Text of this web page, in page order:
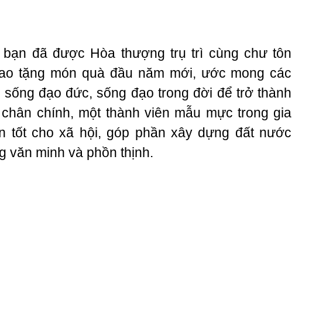
bạn đã được Hòa thượng trụ trì cùng chư tôn
tặng món quà đầu năm mới, ước mong các
đạo đức, sống đạo trong đời để trở thành
chính, một thành viên mẫu mực trong gia
tốt cho xã hội, góp phần xây dựng đất nước
văn minh và phồn thịnh.